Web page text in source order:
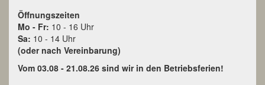
Öffnungszeiten
Mo - Fr: 10 - 16 Uhr
Sa: 10 - 14 Uhr
(oder nach Vereinbarung)
Vom 03.08 - 21.08.26 sind wir in den Betriebsferien!